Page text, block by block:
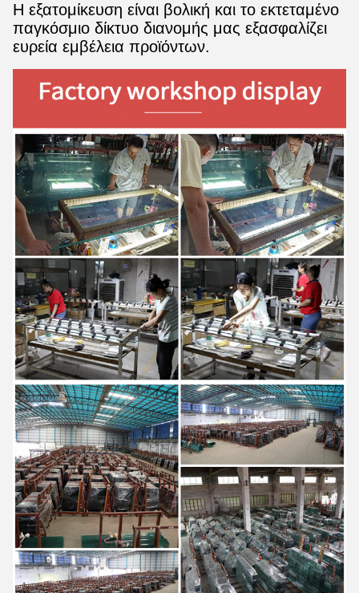
Η εξατομίκευση είναι βολική και το εκτεταμένο
παγκόσμιο δίκτυο διανομής μας εξασφαλίζει
ευρεία εμβέλεια προϊόντων.